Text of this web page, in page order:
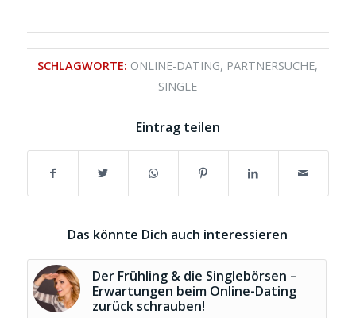
SCHLAGWORTE: ONLINE-DATING, PARTNERSUCHE,
SINGLE
Eintrag teilen
Das könnte Dich auch interessieren
Der Frühling & die Singlebörsen –
Erwartungen beim Online-Dating
zurück schrauben!